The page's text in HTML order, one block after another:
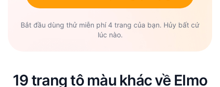
Bắt đầu dùng thử miễn phí 4 trang của bạn. Hủy bất cứ
lúc nào.
19 trang tô màu khác về Elmo